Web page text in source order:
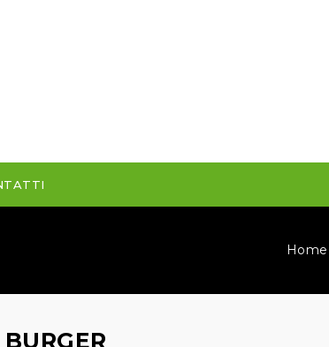
Home
BURGER